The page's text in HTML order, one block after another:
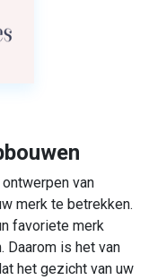
van
merk te betrekken.
favoriete merk
Daarom is het van
het gezicht van uw